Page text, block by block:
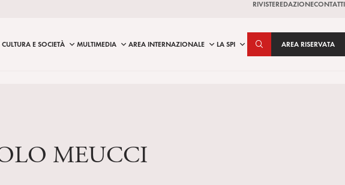
RIVISTEREDAZIONECONTATTI
CULTURA E SOCIETÀ MULTIMEDIA AREA INTERNAZIONALE LA SPI AREA RISERVATA
MEUCCI